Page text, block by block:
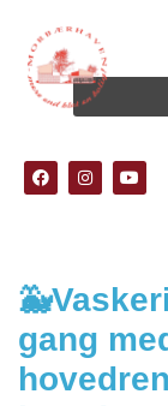
Tag:
gang